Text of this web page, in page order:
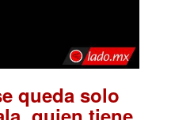
queda solo